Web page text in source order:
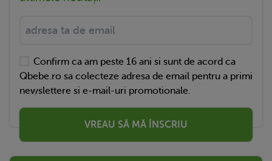
Confirm ca am peste 16 ani si sunt de acord ca
Qbebe.ro sa colecteze adresa de email pentru a primi
newslettere si e-mail-uri promotionale.
VREAU SĂ MĂ ÎNSCRIU